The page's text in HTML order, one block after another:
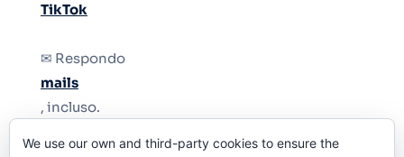
TikTok
✉ Respondo
mails
, incluso.
Y si una persona no puede tener teléfono, que
We use our own and third-party cookies to ensure the